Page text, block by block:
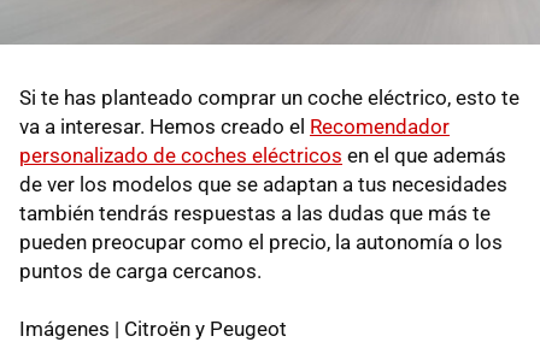
Si te has planteado comprar un coche eléctrico, esto te
va a interesar. Hemos creado el Recomendador
personalizado de coches eléctricos en el que además
de ver los modelos que se adaptan a tus necesidades
también tendrás respuestas a las dudas que más te
pueden preocupar como el precio, la autonomía o los
puntos de carga cercanos.
Imágenes | Citroën y Peugeot